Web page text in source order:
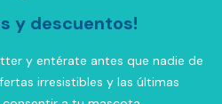
y descuentos!
y entérate antes que nadie de
irresistibles y las últimas